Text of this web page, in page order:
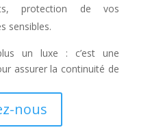
protection de vos
sensibles.
un luxe : c’est une
assurer la continuité de
nous